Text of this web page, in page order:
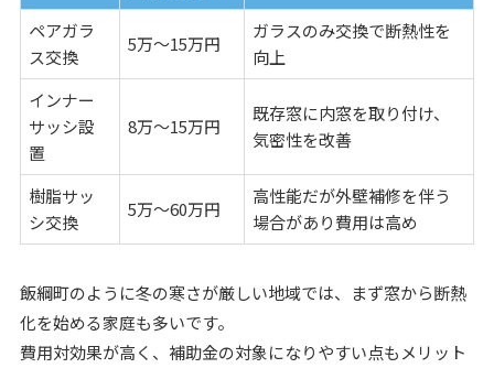
ペアガラ
ス交換
5万～15万円
ガラスのみ交換で断熱性を
向上
インナー
サッシ設
置
8万～15万円
既存窓に内窓を取り付け、
気密性を改善
樹脂サッ
シ交換
5万～60万円
高性能だが外壁補修を伴う
場合があり費用は高め
飯綱町のように冬の寒さが厳しい地域では、まず窓から断熱
化を始める家庭も多いです。
費用対効果が高く、補助金の対象になりやすい点もメリット